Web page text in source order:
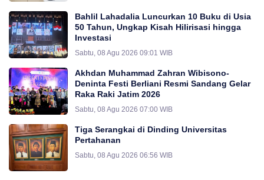
Bahlil Lahadalia Luncurkan 10 Buku di Usia
50 Tahun, Ungkap Kisah Hilirisasi hingga
Investasi
Sabtu, 08 Agu 2026 09:01 WIB
Akhdan Muhammad Zahran Wibisono-
Deninta Festi Berliani Resmi Sandang Gelar
Raka Raki Jatim 2026
Sabtu, 08 Agu 2026 07:00 WIB
Tiga Serangkai di Dinding Universitas
Pertahanan
Sabtu, 08 Agu 2026 06:56 WIB